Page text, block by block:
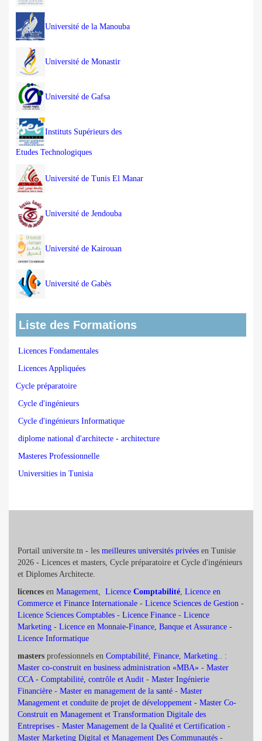
Université de la Manouba
Université de Monastir
Université de Gafsa
Instituts Supérieurs des
Etudes Technologiques
Université de Tunis El Manar
Université de Jendouba
Université de Kairouan
Université de Gabès
Liste des Formations
Licences Fondamentales
Licences Appliquées
Cycle préparatoire
Cycle d'ingénieurs
Cycle d'ingénieurs Informatique
diplome national d'architecte - architecture
Masteres Professionnelle
Universities in Tunisia
Portail universite.tn - les meilleures universités privées en Tunisie
2026 - Licences et masters, Cycle préparatoire et Cycle d'ingénieurs
et Diplomes Architecte.
licences en Management, Licence Comptabilité, Licence en
Commerce et Finance Internationale - Licence Sciences de Gestion -
Licence Sciences Comptables - Licence Finance - Licence
Marketing - Licence en Monnaie-Finance, Banque et Assurance -
Licence Informatique
masters professionnels en Comptabilité, Finance, Marketing.. :
Master co-construit en business administration «MBA» - Master
CCA - Comptabilité, contrôle et Audit - Master Ingénierie
Financière - Master en management de la santé - Master
Management et conduite de projet de développement - Master Co-
Construit en Management et Transformation Digitale des
Entreprises - Master Management de la Qualité et Certification -
Master Marketing Digital et Management Des Communautés -